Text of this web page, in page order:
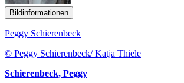
Bildinformationen
Peggy Schierenbeck
© Peggy Schierenbeck/ Katja Thiele
Schierenbeck, Peggy